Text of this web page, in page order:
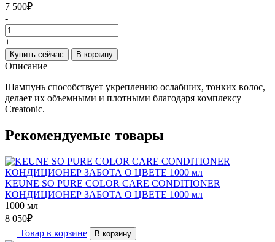
7 500₽
-
+
Купить сейчас В корзину
Описание
Шампунь способствует укреплению ослабших, тонких волос,
делает их объемными и плотными благодаря комплексу
Creatonic.
Рекомендуемые товары
KEUNE SO PURE COLOR CARE CONDITIONER
КОНДИЦИОНЕР ЗАБОТА О ЦВЕТЕ 1000 мл
1000 мл
8 050₽
Товар в корзине
В корзину